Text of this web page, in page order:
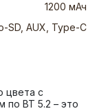
1200 мАч
SD, AUX, Type-C
цвета с
BT 5.2 – это